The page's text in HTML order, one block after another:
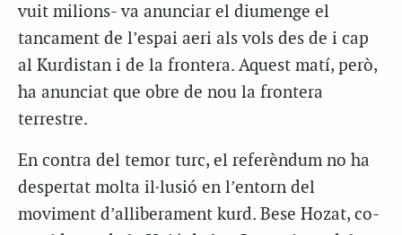
vuit milions- va anunciar el diumenge el
tancament de l’espai aeri als vols des de i cap
al Kurdistan i de la frontera. Aquest matí, però,
ha anunciat que obre de nou la frontera
terrestre.
En contra del temor turc, el referèndum no ha
despertat molta il·lusió en l’entorn del
moviment d’alliberament kurd. Bese Hozat, co-